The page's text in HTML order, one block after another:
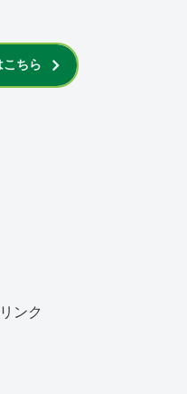
こちら
ンク